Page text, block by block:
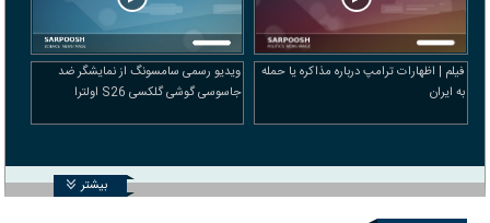
فیلم | اظهارات ترامپ درباره مذاکره یا حمله
به ایران
ویدیو رسمی سامسونگ از نمایشگر ضد
جاسوسی گوشی گلکسی S26 اولترا
بیشتر